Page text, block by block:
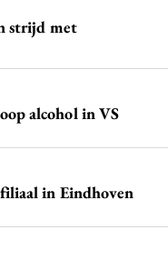
strijd met
alcohol in VS
in Eindhoven